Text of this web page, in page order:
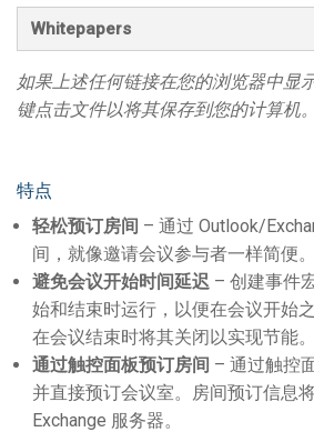
Whitepapers
如果上述任何链接在您的浏览器中显
键点击文件以将其保存到您的计算机。
特点
轻松预订房间 – 通过 Outlook/
间，就像邀请会议参与者一样简便。
避免会议开始时间延迟 – 创建事件
始和结束时运行，以便在会议开始
在会议结束时将其关闭以实现节能。
通过触控面板预订房间 – 通过触控
并直接预订会议室。房间预订信息
Exchange 服务器。